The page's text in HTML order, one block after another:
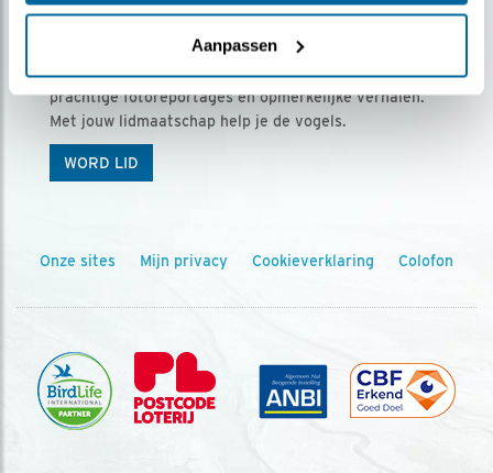
Aanpassen
Ontvang 5 x Vogels voor € 36,00 per jaar
Vogels is het tijdschrift voor onze leden, met
prachtige fotoreportages en opmerkelijke verhalen.
Met jouw lidmaatschap help je de vogels.
WORD LID
Onze sites Mijn privacy Cookieverklaring Colofon